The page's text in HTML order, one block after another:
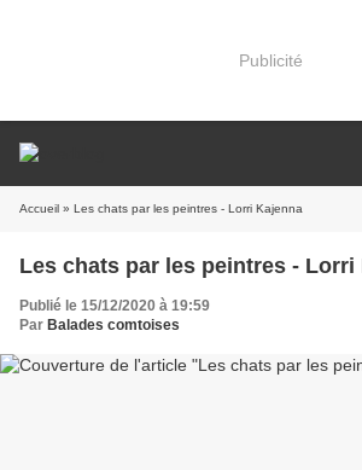
Publicité
Accueil » Les chats par les peintres - Lorri Kajenna
Les chats par les peintres - Lorri
Publié le 15/12/2020 à 19:59
Par Balades comtoises